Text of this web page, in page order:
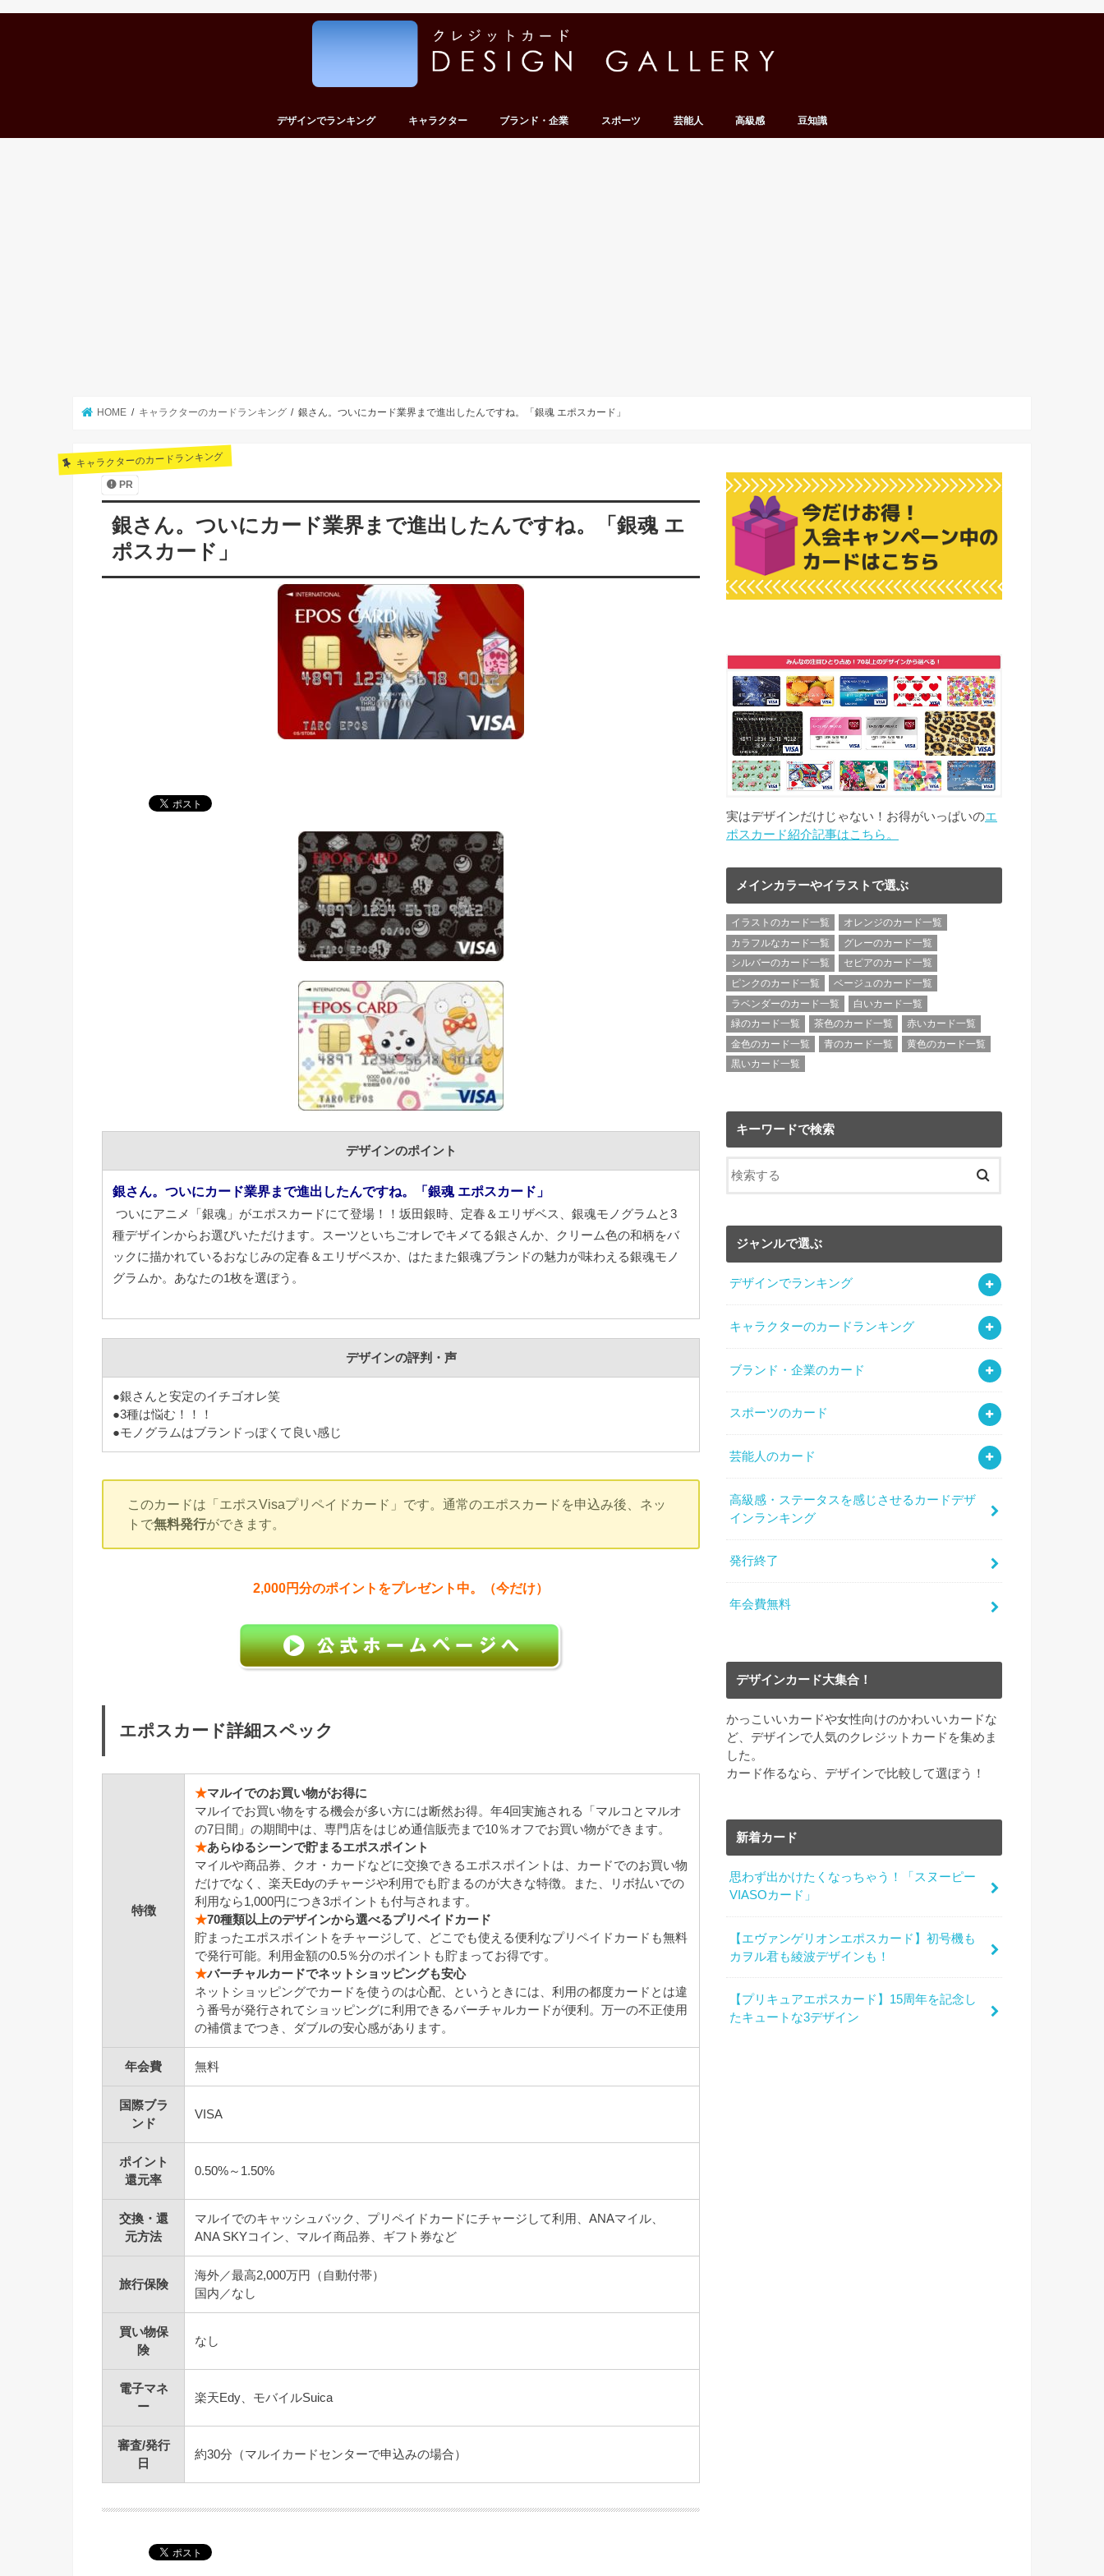
デザインでランキング キャラクター ブランド・企業 スポーツ 芸能人 高級感 豆知識
HOME キャラクターのカードランキング 銀さん。ついにカード業界まで進出したんですね。「銀魂 エポスカード」
キャラクターのカードランキング
PR
銀さん。ついにカード業界まで進出したんですね。「銀魂 エ
ポスカード」
デザインのポイント
銀さん。ついにカード業界まで進出したんですね。「銀魂 エポスカード」
ついにアニメ「銀魂」がエポスカードにて登場！！坂田銀時、定春＆エリザベス、銀魂モノグラムと3
種デザインからお選びいただけます。スーツといちごオレでキメてる銀さんか、クリーム色の和柄をバ
ックに描かれているおなじみの定春＆エリザベスか、はたまた銀魂ブランドの魅力が味わえる銀魂モノ
グラムか。あなたの1枚を選ぼう。
デザインの評判・声
●銀さんと安定のイチゴオレ笑
●3種は悩む！！！
●モノグラムはブランドっぽくて良い感じ
このカードは「エポスVisaプリペイドカード」です。通常のエポスカードを申込み後、ネッ
トで無料発行ができます。
2,000円分のポイントをプレゼント中。（今だけ）
エポスカード詳細スペック
特徴
★マルイでのお買い物がお得に
マルイでお買い物をする機会が多い方には断然お得。年4回実施される「マルコとマルオ
の7日間」の期間中は、専門店をはじめ通信販売まで10％オフでお買い物ができます。
★あらゆるシーンで貯まるエポスポイント
マイルや商品券、クオ・カードなどに交換できるエポスポイントは、カードでのお買い物
だけでなく、楽天Edyのチャージや利用でも貯まるのが大きな特徴。また、リボ払いでの
利用なら1,000円につき3ポイントも付与されます。
★70種類以上のデザインから選べるプリペイドカード
貯まったエポスポイントをチャージして、どこでも使える便利なプリペイドカードも無料
で発行可能。利用金額の0.5％分のポイントも貯まってお得です。
★バーチャルカードでネットショッピングも安心
ネットショッピングでカードを使うのは心配、というときには、利用の都度カードとは違
う番号が発行されてショッピングに利用できるバーチャルカードが便利。万一の不正使用
の補償までつき、ダブルの安心感があります。
年会費 無料
国際ブラ
ンド
VISA
ポイント
還元率
0.50%～1.50%
交換・還
元方法
マルイでのキャッシュバック、プリペイドカードにチャージして利用、ANAマイル、
ANA SKYコイン、マルイ商品券、ギフト券など
旅行保険
海外／最高2,000万円（自動付帯）
国内／なし
買い物保
険
なし
電子マネ
ー
楽天Edy、モバイルSuica
審査/発行
日
約30分（マルイカードセンターで申込みの場合）
実はデザインだけじゃない！お得がいっぱいのエ
ポスカード紹介記事はこちら。
メインカラーやイラストで選ぶ
イラストのカード一覧
オレンジのカード一覧
カラフルなカード一覧
グレーのカード一覧
シルバーのカード一覧
セピアのカード一覧
ピンクのカード一覧
ベージュのカード一覧
ラベンダーのカード一覧
白いカード一覧
緑のカード一覧
茶色のカード一覧
赤いカード一覧
金色のカード一覧
青のカード一覧
黄色のカード一覧
黒いカード一覧
キーワードで検索
ジャンルで選ぶ
デザインでランキング
キャラクターのカードランキング
ブランド・企業のカード
スポーツのカード
芸能人のカード
高級感・ステータスを感じさせるカードデザ
インランキング
発行終了
年会費無料
デザインカード大集合！
かっこいいカードや女性向けのかわいいカードな
ど、デザインで人気のクレジットカードを集めま
した。
カード作るなら、デザインで比較して選ぼう！
新着カード
思わず出かけたくなっちゃう！「スヌーピー
VIASOカード」
【エヴァンゲリオンエポスカード】初号機も
カヲル君も綾波デザインも！
【プリキュアエポスカード】15周年を記念し
たキュートな3デザイン